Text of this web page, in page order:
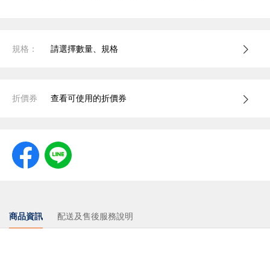
規格： 請選擇數量、規格
折價券 查看可使用的折價券
商品資訊 配送及售後服務說明